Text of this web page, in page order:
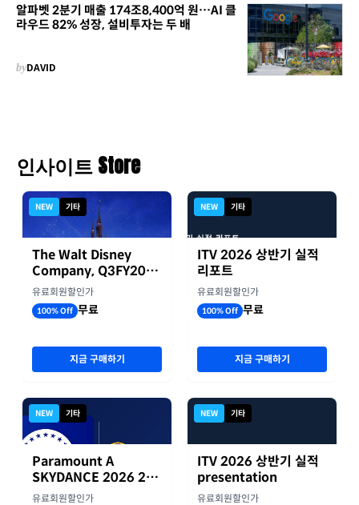
알파벳 2분기 매출 174조8,400억 원…AI 클
라우드 82% 성장, 설비투자는 두 배
byDAVID
인사이트 Store
NEW 기타
The Walt Disney
Company, Q3FY2026
실적자료
유료회원할인가
100% Off 무료
지금 구매하기
NEW 기타
Paramount A
SKYDANCE 2026 2분
기 실적
유료회원할인가
NEW 기타
ITV 2026 상반기 실적
리포트
유료회원할인가
100% Off 무료
지금 구매하기
NEW 기타
ITV 2026 상반기 실적
presentation
유료회원할인가